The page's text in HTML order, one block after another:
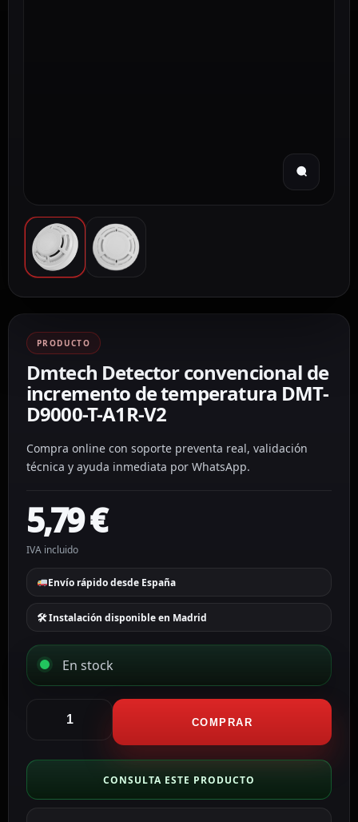
PRODUCTO
Dmtech Detector convencional de
incremento de temperatura DMT-
D9000-T-A1R-V2
Compra online con soporte preventa real, validación
técnica y ayuda inmediata por WhatsApp.
5,79€
IVA incluido
Envío rápido desde España
🛠 Instalación disponible en Madrid
En stock
Detector
de
de
temperatura
COMPRAR
CONSULTA ESTE PRODUCTO